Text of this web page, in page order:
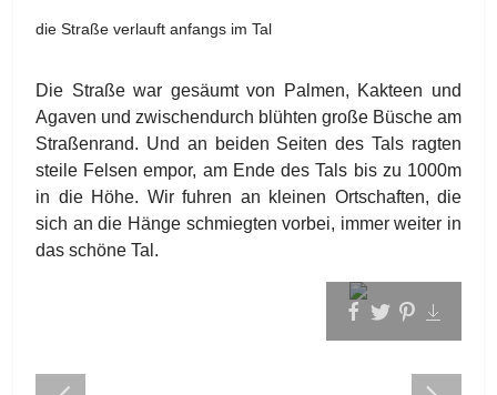
die Straße verlauft anfangs im Tal
Die Straße war gesäumt von Palmen, Kakteen und
Agaven und zwischendurch blühten große Büsche am
Straßenrand. Und an beiden Seiten des Tals ragten
steile Felsen empor, am Ende des Tals bis zu 1000m
in die Höhe. Wir fuhren an kleinen Ortschaften, die
sich an die Hänge schmiegten vorbei, immer weiter in
das schöne Tal.